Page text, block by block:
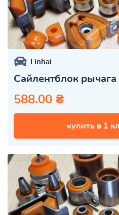
Linhai
Сайлентблок
588.00 ₴
купить в 1